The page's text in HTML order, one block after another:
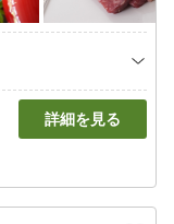
詳細を見る